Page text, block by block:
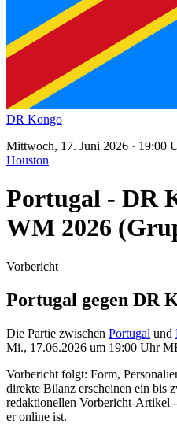
DR Kongo
Mittwoch, 17. Juni 2026 · 19:00
Houston
Portugal - DR
WM 2026
Vorbericht
Portugal gegen DR
Die Partie zwischen Portugal und
Mi., 17.06.2026 um 19:00 Uhr
Vorbericht folgt: Form,
direkte Bilanz erscheinen ein bis
redaktionellen Vorbericht-Artikel
er online ist.